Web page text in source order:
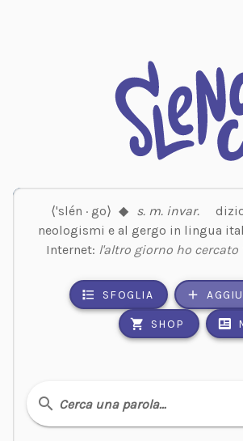
⟨'slén · go⟩ ◆ s. m. invar.
neologismi e al gergo in lingua
Internet: l'altro giorno ho cercato
SFOGLIA
SHOP
Cerca una parola…